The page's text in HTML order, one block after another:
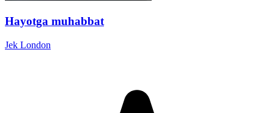
Hayotga muhabbat
Jek London